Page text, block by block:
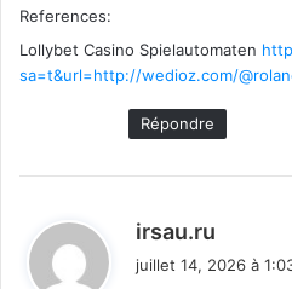
References:
Lollybet Casino Spielautomaten
sa=t&url=http://wedioz.com/
Répondre
irsau.ru
juillet 14, 2026 à